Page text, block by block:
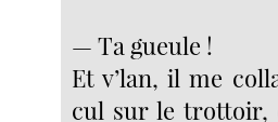
— Ta gueule !
Et v’lan, il me
cul sur le trottoir,